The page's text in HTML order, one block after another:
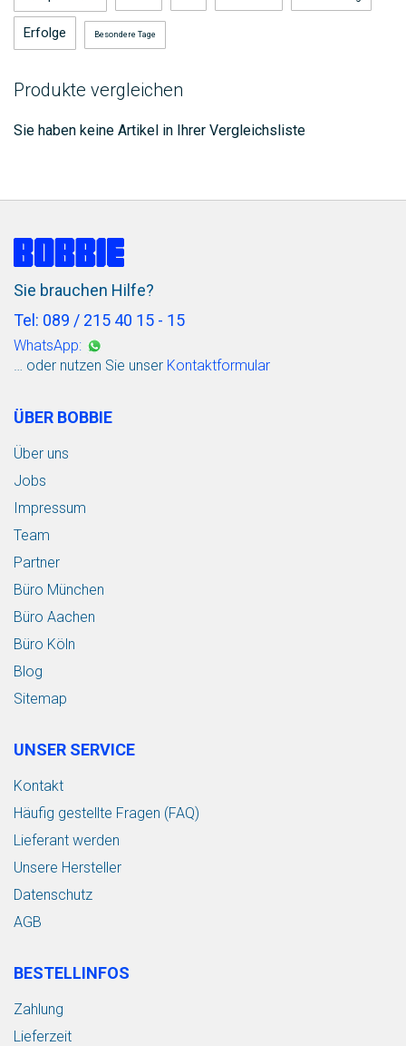
Erfolge Besondere Tage
Produkte vergleichen
Sie haben keine Artikel in Ihrer Vergleichsliste
Sie brauchen Hilfe?
Tel: 089 / 215 40 15 - 15
WhatsApp:
… oder nutzen Sie unser Kontaktformular
ÜBER BOBBIE
Über uns
Jobs
Impressum
Team
Partner
Büro München
Büro Aachen
Büro Köln
Blog
Sitemap
UNSER SERVICE
Kontakt
Häufig gestellte Fragen (FAQ)
Lieferant werden
Unsere Hersteller
Datenschutz
AGB
BESTELLINFOS
Zahlung
Lieferzeit